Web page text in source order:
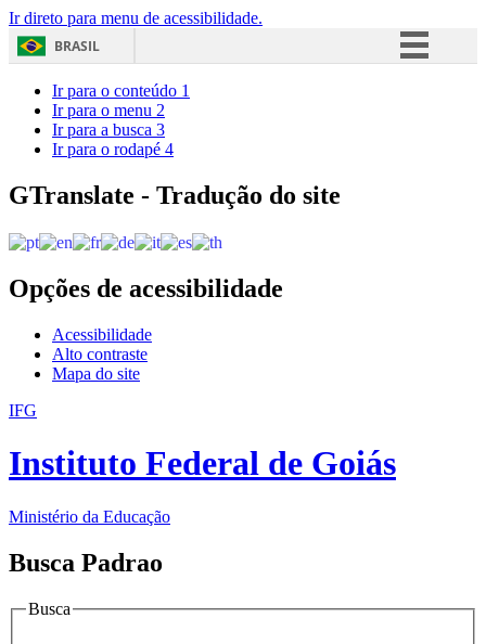
Ir direto para menu de acessibilidade.
BRASIL
Acesso à informação
Ir para o conteúdo 1
Ir para o menu 2
Ir para a busca 3
Ir para o rodapé 4
GTranslate - Tradução do site
Opções de acessibilidade
Acessibilidade
Alto contraste
Mapa do site
IFG
Instituto Federal de Goiás
Ministério da Educação
Busca Padrao
Busca